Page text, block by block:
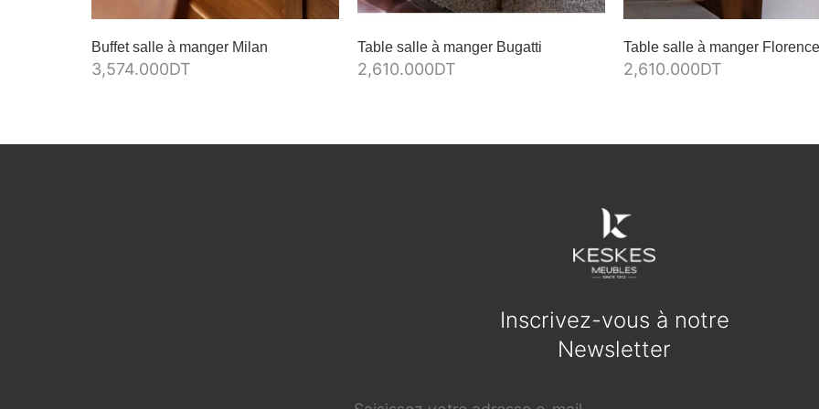
Buffet salle à manger Milan
3,574.000DT
Table salle à manger Bugatti
2,610.000DT
Table salle à manger Florence
2,610.000DT
Inscrivez-vous à notre
Newsletter